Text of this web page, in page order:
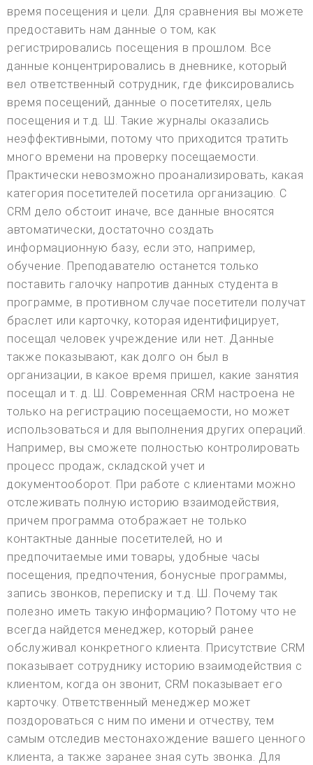
время посещения и цели. Для сравнения вы можете
предоставить нам данные о том, как
регистрировались посещения в прошлом. Все
данные концентрировались в дневнике, который
вел ответственный сотрудник, где фиксировались
время посещений, данные о посетителях, цель
посещения и т.д. Ш. Такие журналы оказались
неэффективными, потому что приходится тратить
много времени на проверку посещаемости.
Практически невозможно проанализировать, какая
категория посетителей посетила организацию. С
CRM дело обстоит иначе, все данные вносятся
автоматически, достаточно создать
информационную базу, если это, например,
обучение. Преподавателю останется только
поставить галочку напротив данных студента в
программе, в противном случае посетители получат
браслет или карточку, которая идентифицирует,
посещал человек учреждение или нет. Данные
также показывают, как долго он был в
организации, в какое время пришел, какие занятия
посещал и т. д. Ш. Современная CRM настроена не
только на регистрацию посещаемости, но может
использоваться и для выполнения других операций.
Например, вы сможете полностью контролировать
процесс продаж, складской учет и
документооборот. При работе с клиентами можно
отслеживать полную историю взаимодействия,
причем программа отображает не только
контактные данные посетителей, но и
предпочитаемые ими товары, удобные часы
посещения, предпочтения, бонусные программы,
запись звонков, переписку и т.д. Ш. Почему так
полезно иметь такую информацию? Потому что не
всегда найдется менеджер, который ранее
обслуживал конкретного клиента. Присутствие CRM
показывает сотруднику историю взаимодействия с
клиентом, когда он звонит, CRM показывает его
карточку. Ответственный менеджер может
поздороваться с ним по имени и отчеству, тем
самым отследив местонахождение вашего ценного
клиента, а также заранее зная суть звонка. Для